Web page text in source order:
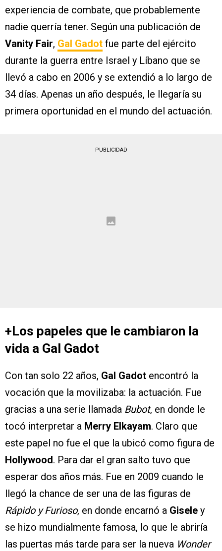
experiencia de combate, que probablemente
nadie querría tener. Según una publicación de
Vanity Fair, Gal Gadot fue parte del ejército
durante la guerra entre Israel y Líbano que se
llevó a cabo en 2006 y se extendió a lo largo de
34 días. Apenas un año después, le llegaría su
primera oportunidad en el mundo del actuación.
PUBLICIDAD
+Los papeles que le cambiaron la
vida a Gal Gadot
Con tan solo 22 años, Gal Gadot encontró la
vocación que la movilizaba: la actuación. Fue
gracias a una serie llamada Bubot, en donde le
tocó interpretar a Merry Elkayam. Claro que
este papel no fue el que la ubicó como figura de
Hollywood. Para dar el gran salto tuvo que
esperar dos años más. Fue en 2009 cuando le
llegó la chance de ser una de las figuras de
Rápido y Furioso, en donde encarnó a Gisele y
se hizo mundialmente famosa, lo que le abriría
las puertas más tarde para ser la nueva Wonder